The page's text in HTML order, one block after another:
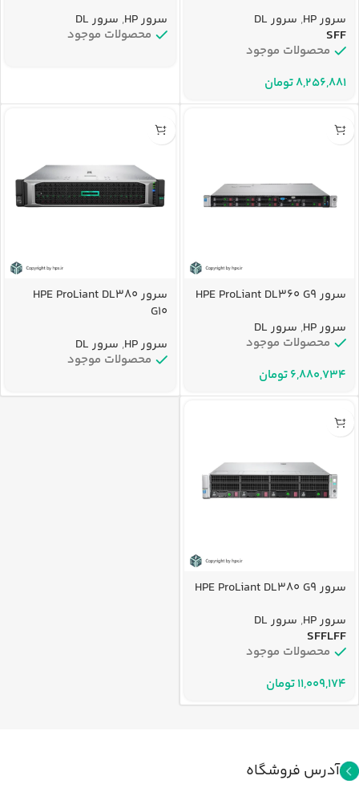
سرور HP
, سرور DL
SFF
محصولات موجود
تومان
سرور HP
, سرور DL
محصولات موجود
سرور HPE ProLiant DL360 G9
سرور HP
, سرور DL
محصولات موجود
تومان
سرور HPE ProLiant DL380
G10
سرور HP
, سرور DL
محصولات موجود
سرور HPE ProLiant DL380 G9
سرور HP
, سرور DL
LFF
SFF
محصولات موجود
تومان
آدرس فروشگاه